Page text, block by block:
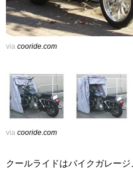
via cooride.com
via cooride.com
クールライドはバイクガレー